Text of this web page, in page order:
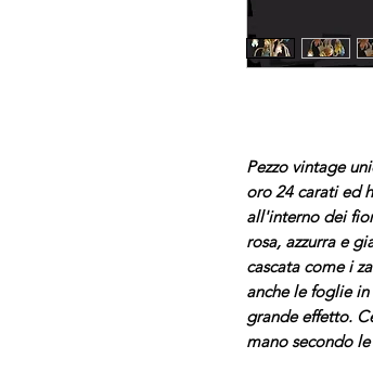
Pezzo vintage
oro 24 carati ed
all'interno dei
rosa, azzurra e
cascata come i
anche le foglie
grande effetto.
mano secondo